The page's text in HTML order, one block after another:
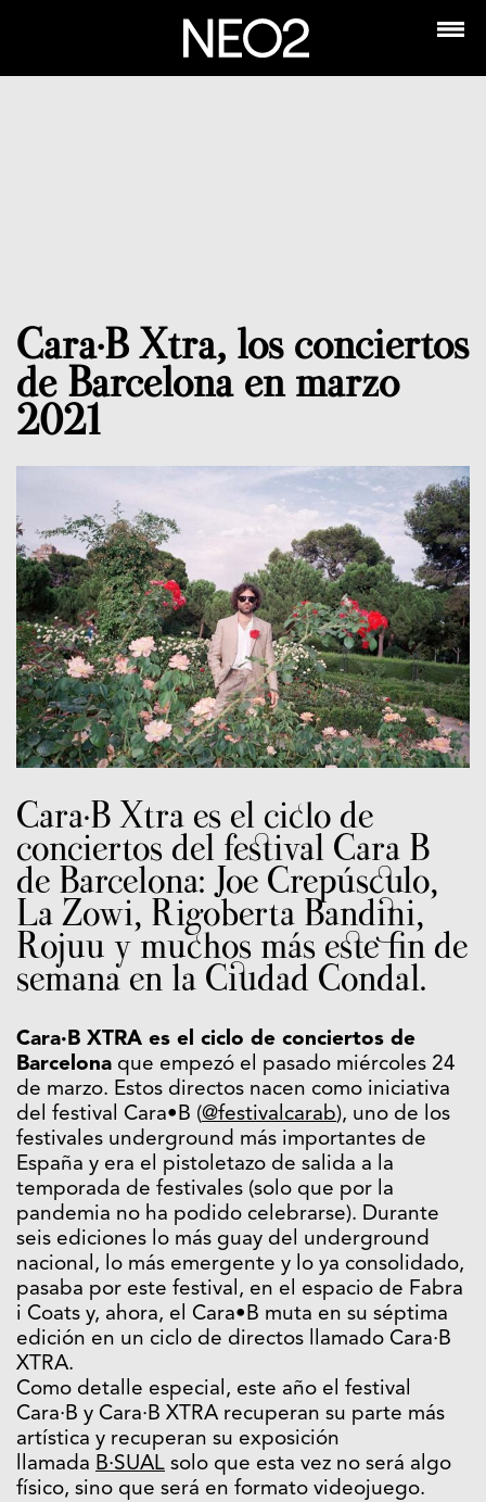
Cara·B Xtra, los conciertos
de Barcelona en marzo
2021
Cara·B Xtra es el ciclo de
conciertos del festival Cara B
de Barcelona: Joe Crepúsculo,
La Zowi, Rigoberta Bandini,
Rojuu y muchos más este fin de
semana en la Ciudad Condal.
Cara·B XTRA es el ciclo de conciertos de
Barcelona que empezó el pasado miércoles 24
de marzo. Estos directos nacen como iniciativa
del festival Cara•B (@festivalcarab), uno de los
festivales underground más importantes de
España y era el pistoletazo de salida a la
temporada de festivales (solo que por la
pandemia no ha podido celebrarse). Durante
seis ediciones lo más guay del underground
nacional, lo más emergente y lo ya consolidado,
pasaba por este festival, en el espacio de Fabra
i Coats y, ahora, el Cara•B muta en su séptima
edición en un ciclo de directos llamado Cara·B
XTRA.
Como detalle especial, este año el festival
Cara·B y Cara·B XTRA recuperan su parte más
artística y recuperan su exposición
llamada B·SUAL solo que esta vez no será algo
físico, sino que será en formato videojuego.